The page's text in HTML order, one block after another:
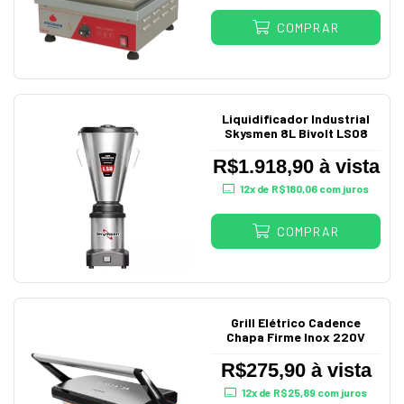
COMPRAR
Liquidificador Industrial
Skysmen 8L Bivolt LS08
R$1.918,90 à vista
12x de R$180,06 com juros
COMPRAR
Grill Elétrico Cadence
Chapa Firme Inox 220V
R$275,90 à vista
12x de R$25,89 com juros